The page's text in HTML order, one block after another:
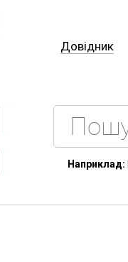
Довідник
Наприклад: